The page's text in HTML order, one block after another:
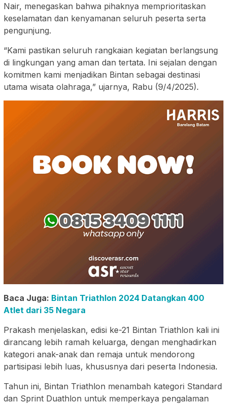
Nair, menegaskan bahwa pihaknya memprioritaskan
keselamatan dan kenyamanan seluruh peserta serta
pengunjung.
“Kami pastikan seluruh rangkaian kegiatan berlangsung
di lingkungan yang aman dan tertata. Ini sejalan dengan
komitmen kami menjadikan Bintan sebagai destinasi
utama wisata olahraga,” ujarnya, Rabu (9/4/2025).
Baca Juga: Bintan Triathlon 2024 Datangkan 400
Atlet dari 35 Negara
Prakash menjelaskan, edisi ke-21 Bintan Triathlon kali ini
dirancang lebih ramah keluarga, dengan menghadirkan
kategori anak-anak dan remaja untuk mendorong
partisipasi lebih luas, khususnya dari peserta Indonesia.
Tahun ini, Bintan Triathlon menambah kategori Standard
dan Sprint Duathlon untuk memperkaya pengalaman